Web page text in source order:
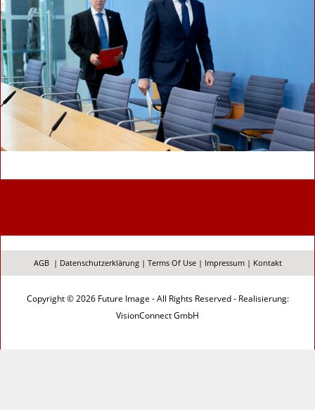
AGB | Datenschutzerklärung| Terms Of Use| Impressum| Kontakt
Copyright © 2026 Future Image - All Rights Reserved - Realisierung:
VisionConnect GmbH